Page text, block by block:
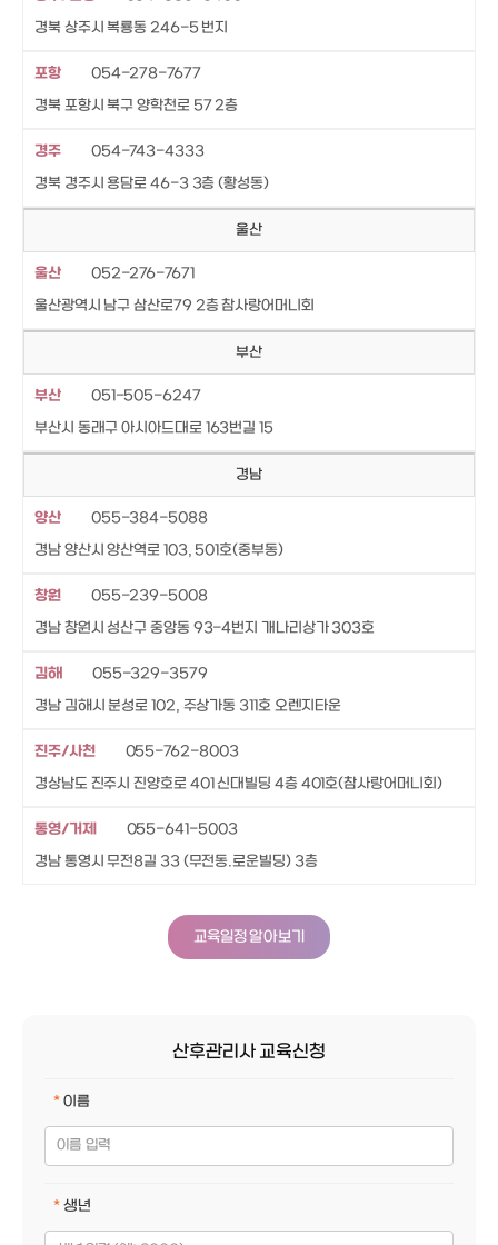
경북 상주시 복룡동 246-5 번지
포항
경북 포항시 북구 양학천로 57 2층
054-278-7677
경주
경북 경주시 용담로 46-3 3층 (황성동)
054-743-4333
울산
울산
울산광역시 남구 삼산로79 2층 참사랑어머니회
052-276-7671
부산
부산
부산시 동래구 아시아드대로 163번길 15
051-505-6247
경남
양산
경남 양산시 양산역로 103, 501호(중부동)
055-384-5088
창원
경남 창원시 성산구 중앙동 93-4번지 개나리상가 303호
055-239-5008
김해
경남 김해시 분성로 102, 주상가동 311호 오렌지타운
055-329-3579
진주/사천
경상남도 진주시 진양호로 401 신대빌딩 4층 401호(참사랑어머니회)
055-762-8003
통영/거제
경남 통영시 무전8길 33 (무전동.로운빌딩) 3층
055-641-5003
교육일정 알아보기
산후관리사 교육신청
이름
생년